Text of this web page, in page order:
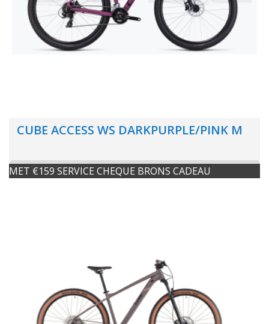
CUBE ACCESS WS DARKPURPLE/PINK M
MET €159 SERVICE CHEQUE BRONS CADEAU